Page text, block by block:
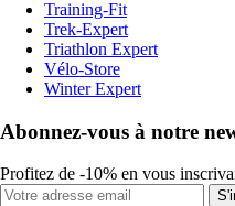
Training-Fit
Trek-Expert
Triathlon Expert
Vélo-Store
Winter Expert
Abonnez-vous à notre
Profitez de -10% en vous